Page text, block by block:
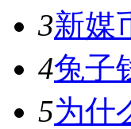
3新媒
4兔子
5为什